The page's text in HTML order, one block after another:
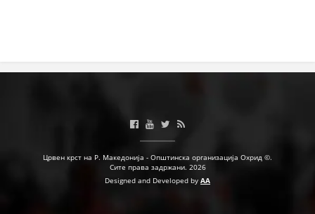
Црвен крст на Р. Македонија - Општинска организација Охрид ©.
Сите права задржани. 2026
Designed and Developed by AA